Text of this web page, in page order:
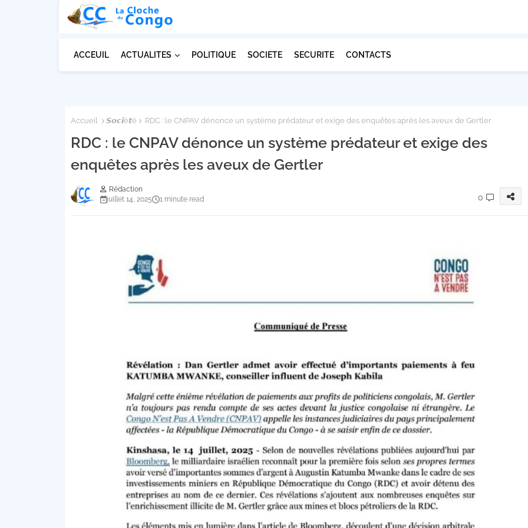
ACCEUIL ACTUALITES POLITIQUE SOCIETE SECURITE CONTACTS
Accueil 𝙎𝙤𝙘𝙞é𝙩é RDC : le CNPAV dénonce un système prédateur et exige des enquêtes après les aveux de Gertler
RDC : le CNPAV dénonce un système prédateur et exige des
enquêtes après les aveux de Gertler
Rédaction
juillet 14, 2025
1 minute read 0